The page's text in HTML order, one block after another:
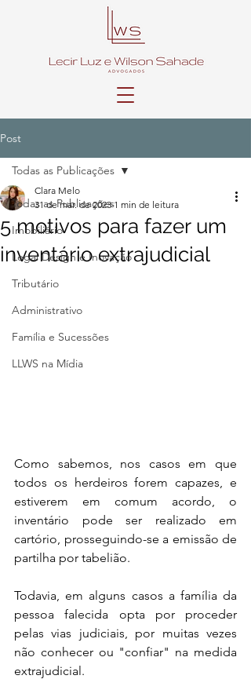
Post
Todas as Publicações
Imobiliário
Legal Design e Inovação
Tributário
Administrativo
Família e Sucessões
LLWS na Mídia
Todas as Publicações
5 motivos para fazer um
inventário extrajudicial
Clara Melo
31 de mar. de 2023 1 min de leitura
Como sabemos, nos casos em que
todos os herdeiros forem capazes, e
estiverem em comum acordo, o
inventário pode ser realizado em
cartório, prosseguindo-se a emissão de
partilha por tabelião.
Todavia, em alguns casos a família da
pessoa falecida opta por proceder
pelas vias judiciais, por muitas vezes
não conhecer ou "confiar" na medida
extrajudicial.